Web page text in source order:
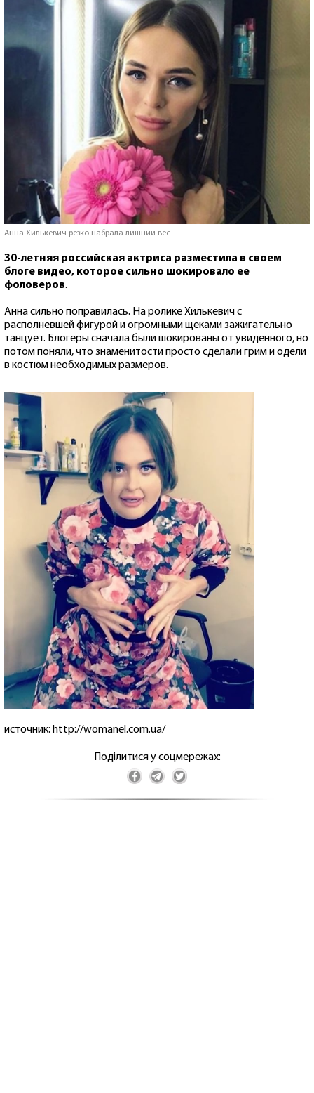
Анна Хилькевич резко набрала лишний вес
30-летняя российская актриса разместила в своем
блоге видео, которое сильно шокировало ее
фоловеров.
Анна сильно поправилась. На ролике Хилькевич с
располневшей фигурой и огромными щеками зажигательно
танцует. Блогеры сначала были шокированы от увиденного, но
потом поняли, что знаменитости просто сделали грим и одели
в костюм необходимых размеров.
источник: http://womanel.com.ua/
Поділитися у соцмережах: